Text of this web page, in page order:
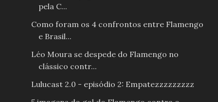
pela C...
Como foram os 4 confrontos entre Flamengo
e Brasil...
Léo Moura se despede do Flamengo no
clássico contr...
Lulucast 2.0 - episódio 2: Empatezzzzzzzzz